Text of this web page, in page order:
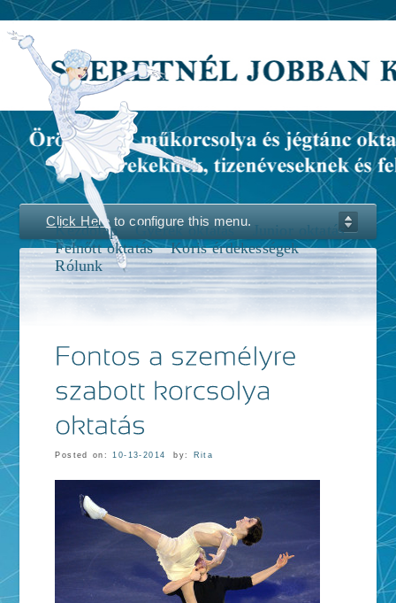
Kezdőlap Gyerek oktatás
Junior oktatás
Felnőtt oktatás
Koris érdekességek
Rólunk
Click Here to configure this menu.
Posted on:10-13-2014 by: Rita